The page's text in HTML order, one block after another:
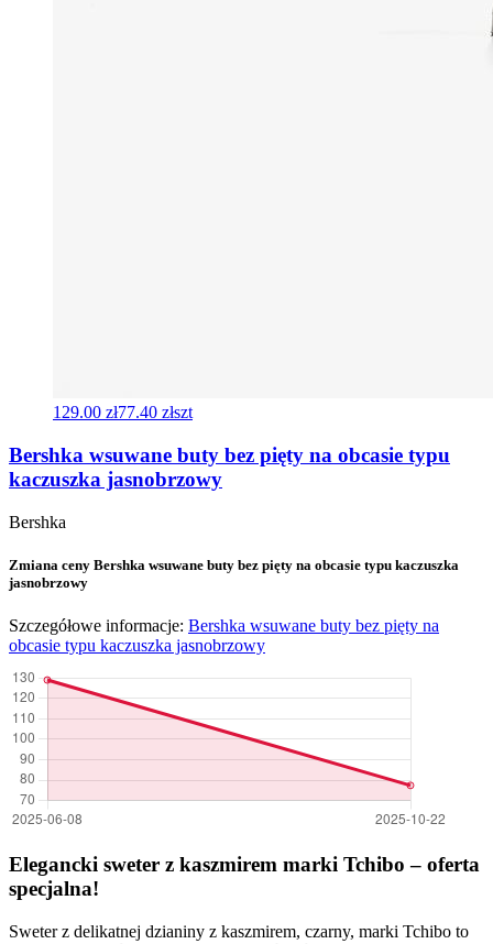
129.00 zł77.40 złszt
Bershka wsuwane buty bez pięty na obcasie typu
kaczuszka jasnobrzowy
Bershka
Zmiana ceny Bershka wsuwane buty bez pięty na obcasie typu kaczuszka
jasnobrzowy
Szczegółowe informacje: Bershka wsuwane buty bez pięty na
obcasie typu kaczuszka jasnobrzowy
Elegancki sweter z kaszmirem marki Tchibo – oferta
specjalna!
Sweter z delikatnej dzianiny z kaszmirem, czarny, marki Tchibo to